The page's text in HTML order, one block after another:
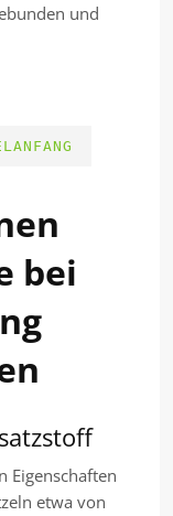
und
bei
Eigenschaften
etwa von